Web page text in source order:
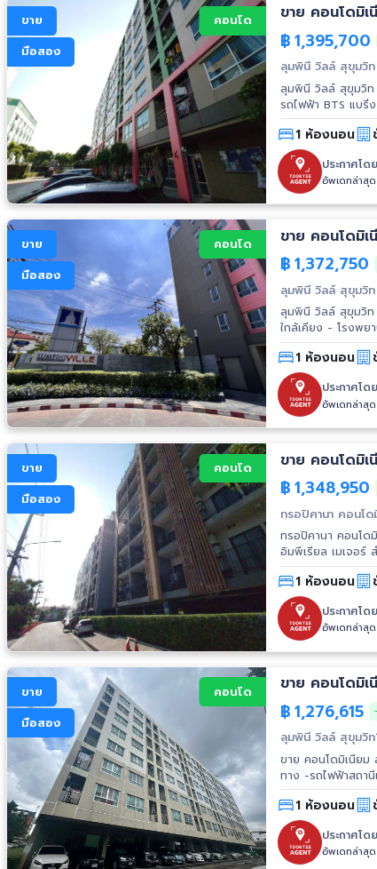
ขาย
มือสอง
คอนโด ขาย คอนโดมิ
฿1,395,700
ลุมพินี วิลล์ สุขุมวิ
ลุมพินี วิลล์ สุขุมวิท 76
รถไฟฟ้า BTS แบริ่
World สำโรง - ต
St.Andrews
1 ห้องนอน
ประกาศโด
อัพเดทล่าสุ
ขาย
มือสอง
คอนโด ขาย คอนโดมิ
฿1,372,750
ลุมพินี วิลล์ สุขุมวิ
ลุมพินี วิลล์ สุขุมวิท
ใกล้เคียง - โรงพยาบาลสำโรงการแพทย์ - มหาวิทยาลัยราชภัฎราชนครินทร์ - บี๊กซี เอ็กซ์ตร้า อ่อนนุช
- อิมพีเรียลเวิลด์ ส
1 ห้องนอน
ประกาศโด
อัพเดทล่าสุ
ขาย
มือสอง
คอนโด ขาย คอนโดมิ
฿1,348,950
ทรอปิคานา คอนโด
ทรอปิคานา คอนโดมิเนี
อิมพีเรียล เมเจอ
ศาลากลางสมุทรป
สมุทรปราการ
1 ห้องนอน
ประกาศโด
อัพเดทล่าสุ
ขาย
มือสอง
คอนโด ขาย คอนโดมิ
฿1,276,615
ลุมพินี วิลล์ สุขุมวิ
ขาย คอนโดมิเนียม
ทาง -รถไฟฟ้าสถานีแบริ่ง สถานที่สำคัญใกล้เคียง -โรงเรียนนานาชาติ
นทร์ -อิมพีเรียลสำ
1 ห้องนอน
ประกาศโด
อัพเดทล่าสุ